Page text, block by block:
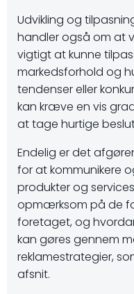
Udvikling og
handler også om at
vigtigt at kunne
markedsforhold og
tendenser eller
kan kræve en vis
at tage hurtige
Endelig er det
for at kommunikere
produkter og
opmærksom på de
foretaget, og
kan gøres gennem
reklamestrategier,
afsnit.